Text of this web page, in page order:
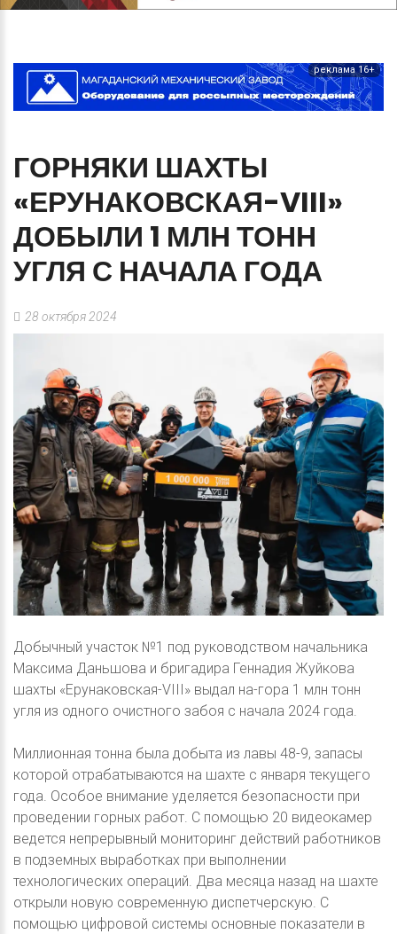
реклама 16+
ГОРНЯКИ ШАХТЫ
«ЕРУНАКОВСКАЯ-VIII»
ДОБЫЛИ 1 МЛН ТОНН
УГЛЯ С НАЧАЛА ГОДА
28 октября 2024
Добычный участок №1 под руководством начальника
Максима Даньшова и бригадира Геннадия Жуйкова
шахты «Ерунаковская-VIII» выдал на-гора 1 млн тонн
угля из одного очистного забоя с начала 2024 года.
Миллионная тонна была добыта из лавы 48-9, запасы
которой отрабатываются на шахте с января текущего
года. Особое внимание уделяется безопасности при
проведении горных работ. С помощью 20 видеокамер
ведется непрерывный мониторинг действий работников
в подземных выработках при выполнении
технологических операций. Два месяца назад на шахте
открыли новую современную диспетчерскую. С
помощью цифровой системы основные показатели в